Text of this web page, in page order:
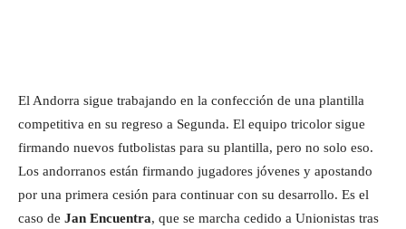
El Andorra sigue trabajando en la confección de una plantilla
competitiva en su regreso a Segunda. El equipo tricolor sigue
firmando nuevos futbolistas para su plantilla, pero no solo eso.
Los andorranos están firmando jugadores jóvenes y apostando
por una primera cesión para continuar con su desarrollo. Es el
caso de Jan Encuentra, que se marcha cedido a Unionistas tras